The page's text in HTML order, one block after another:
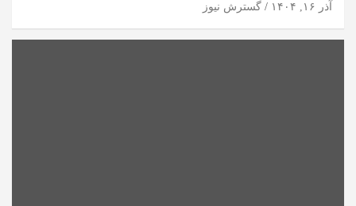
آذر ۱۶, ۱۴۰۴ گسترش نیوز